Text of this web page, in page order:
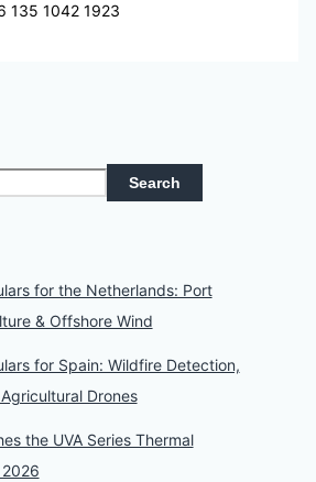
135 1042 1923
Search
for the Netherlands: Port
& Offshore Wind
for Spain: Wildfire Detection,
Drones
the UVA Series Thermal